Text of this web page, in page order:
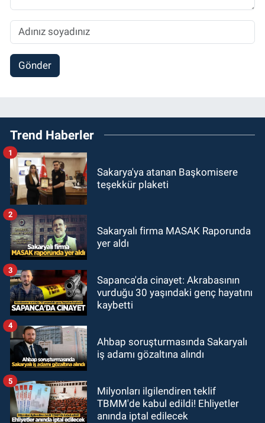
Gönder
Trend Haberler
Sakarya'ya atanan Başkomisere
teşekkür plaketi
1
Sakaryalı firma MASAK Raporunda
yer aldı
2
Sapanca'da cinayet: Akrabasının
vurduğu 30 yaşındaki genç hayatını
kaybetti
3
Ahbap soruşturmasında Sakaryalı
iş adamı gözaltına alındı
4
Milyonları ilgilendiren teklif
TBMM'de kabul edildi! Ehliyetler
anında iptal edilecek
5